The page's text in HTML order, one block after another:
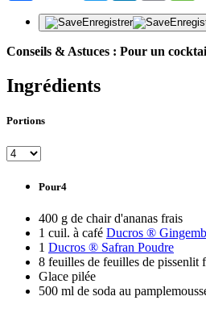
Enregistrer
Conseils & Astuces : Pour un
Ingrédients
Portions
Pour4
400 g de chair d'ananas frais
1 cuil. à café Ducros ®
1 Ducros ® Safran Poudre
8 feuilles de feuilles de pissenlit
Glace pilée
500 ml de soda au